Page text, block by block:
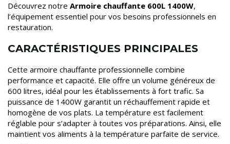
Découvrez notre Armoire chauffante 600L 1400W,
l’équipement essentiel pour vos besoins professionnels en
restauration.
CARACTÉRISTIQUES PRINCIPALES
Cette armoire chauffante professionnelle combine
performance et capacité. Elle offre un volume généreux de
600 litres, idéal pour les établissements à fort trafic. Sa
puissance de 1400W garantit un réchauffement rapide et
homogène de vos plats. La température est facilement
réglable pour s’adapter à toutes vos préparations. Ainsi, elle
maintient vos aliments à la température parfaite de service.